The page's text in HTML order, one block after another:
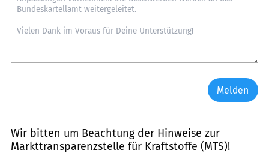
Melden
Wir bitten um Beachtung der Hinweise zur
Markttransparenzstelle für Kraftstoffe (MTS)!